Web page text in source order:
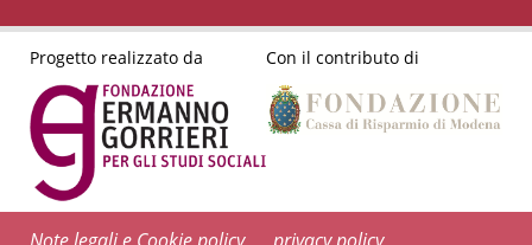
Progetto realizzato da Con il contributo di